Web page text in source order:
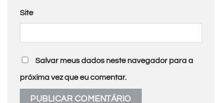
Site
Salvar meus dados neste navegador para a
próxima vez que eu comentar.